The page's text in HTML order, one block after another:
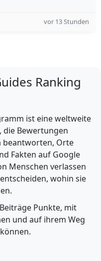
vor 13 Stunden
Ranking
ist eine weltweite
die Bewertungen
beantworten, Orte
Fakten auf Google
Menschen verlassen
wohin sie
Punkte, mit
und auf ihrem Weg